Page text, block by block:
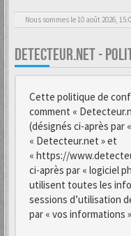
Nous sommes le 10 août 2026,
DETECTEUR.NET -
Cette politique de
comment «
(désignés ci-après par
« Detecteur.net » et
« https://
ci-après par « logiciel
utilisent toutes les
sessions d’utilisation
par « vos informations